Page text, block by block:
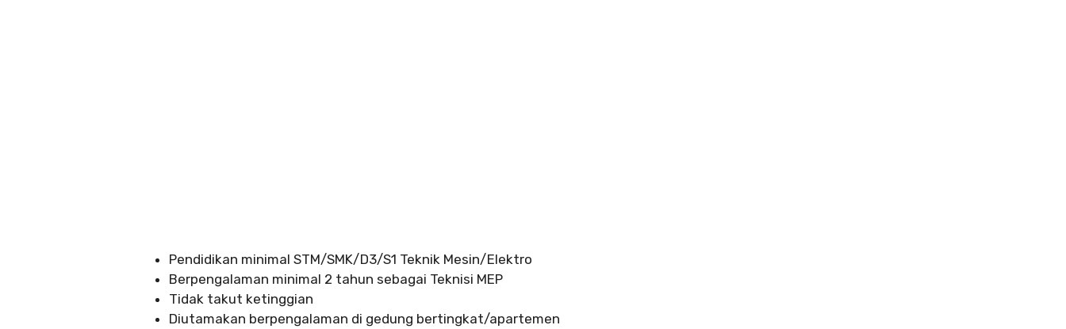
Pendidikan minimal STM/SMK/D3/S1 Teknik Mesin/Elektro
Berpengalaman minimal 2 tahun sebagai Teknisi MEP
Tidak takut ketinggian
Diutamakan berpengalaman di gedung bertingkat/apartemen